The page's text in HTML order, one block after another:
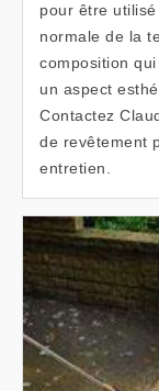
pour être
normale de la
composition
un aspect
Contactez
de revêtement
entretien.